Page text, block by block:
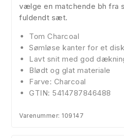
vælge en matchende bh fra
fuldendt sæt.
Tom Charcoal
Sømløse kanter for et
Lavt snit med god
Blødt og glat materiale
Farve: Charcoal
GTIN: 5414787846488
Varenummer: 109147